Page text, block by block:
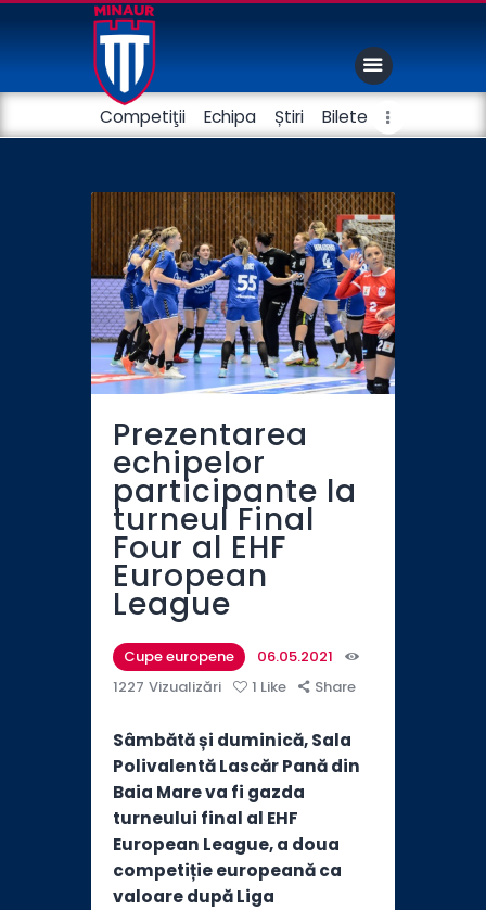
Competiţii Echipa Știri Bilete
Handbal masculin
Fotbal
Prezentarea
echipelor
participante la
turneul Final
Four al EHF
European
League
Cupe europene
06.05.2021
1227 Vizualizări 1 Like Share
Sâmbătă și duminică, Sala
Polivalentă Lascăr Pană din
Baia Mare va fi gazda
turneului final al EHF
European League, a doua
competiție europeană ca
valoare după Liga